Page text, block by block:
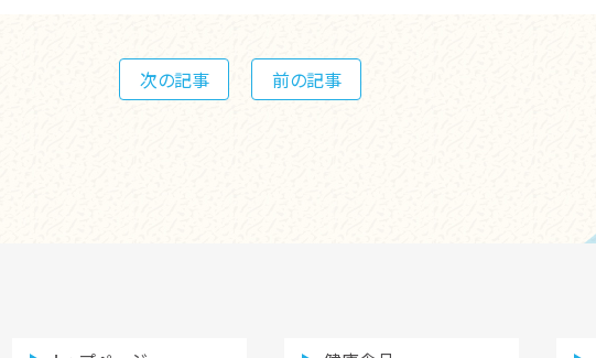
次の記事 前の記事